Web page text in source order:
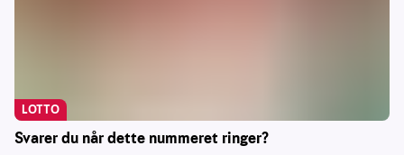
Svarer du når dette nummeret ringer?
LOTTO